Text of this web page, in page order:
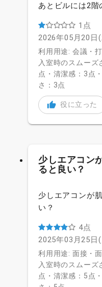
あとビルには2階
1点
2026年05月20日
利用用途: 会議・
入室時のスムー
点・清潔感：3点
さ：3点
役に立った
少しエアコン
ると良い？
少しエアコンが
い？
4点
2025年03月25日
利用用途: 面接・
入室時のスムー
点・清潔感：5点